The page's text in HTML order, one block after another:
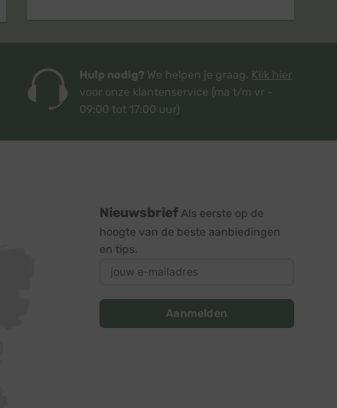
Hulp nodig? We helpen je graag. Klik hier
voor onze klantenservice (ma t/m vr -
09:00 tot 17:00 uur)
Nieuwsbrief Als eerste op de
hoogte van de beste aanbiedingen
en tips.
Aanmelden